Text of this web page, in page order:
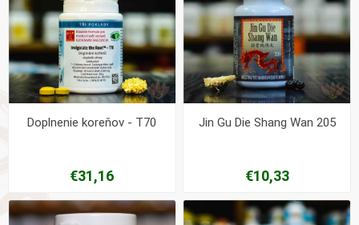
Doplnenie koreňov - T70
€31,16
Jin Gu Die Shang Wan 205
€10,33